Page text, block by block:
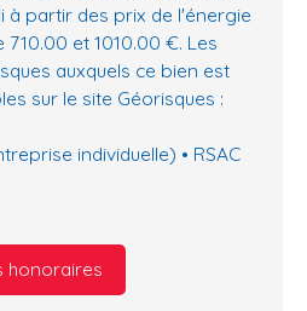
à partir des prix de l'énergie
710.00 et 1010.00 €. Les
auxquels ce bien est
sur le site Géorisques :
individuelle) • RSAC
honoraires